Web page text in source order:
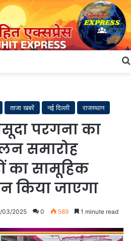
ताजा खबरें नई दिल्ली राजस्थान
परगना का
समारोह
का सामूहिक
किया जाएगा
03/2025 0 589 1 minute read